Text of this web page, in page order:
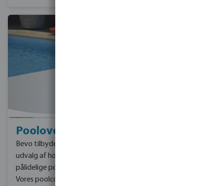
Poolovertræk
Bevo tilbyder et bredt
udvalg af holdbare og
pålidelige poolcovers.
Vores poolcovers